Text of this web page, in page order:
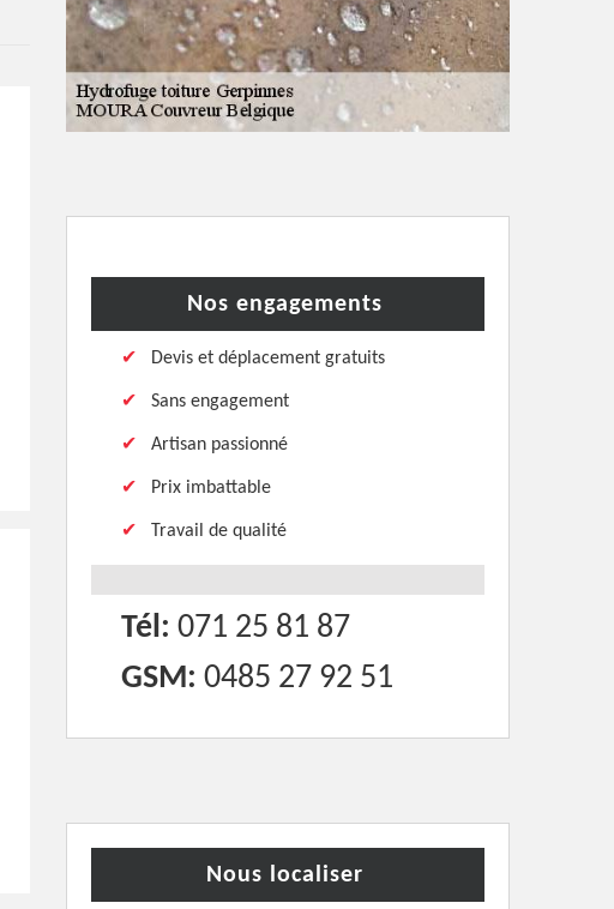
Nos engagements
Devis et déplacement gratuits
Sans engagement
Artisan passionné
Prix imbattable
Travail de qualité
Tél: 071 25 81 87
GSM: 0485 27 92 51
Nous localiser